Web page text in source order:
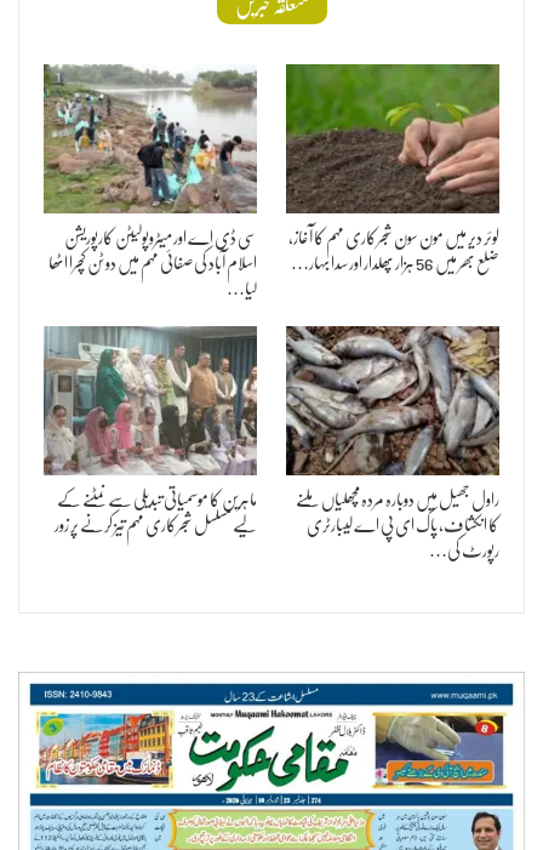
متعلقہ خبریں
لوئر دیر میں مون سون شجرکاری مہم کا آغاز،
ضلع بھر میں 56 ہزار پھلدار اور سدا بہار…
سی ڈی اے اور میٹروپولیٹن کارپوریشن
اسلام آباد کی صفائی مہم میں دو ٹن کچرا اٹھا
لیا…
راول جھیل میں دوبارہ مردہ مچھلیاں ملنے
کا انکشاف، پاک ای پی اے لیبارٹری
رپورٹ کی…
ماہرین کا موسمیاتی تبدیلی سے نمٹنے کے
لیے مسلسل شجرکاری مہم تیز کرنے پر زور